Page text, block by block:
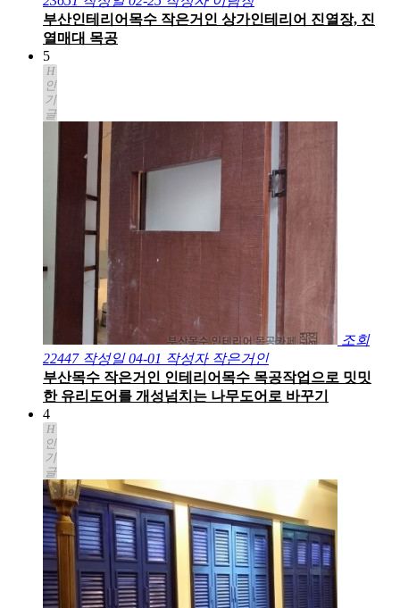
부산인테리어목수 작은거인 상가인테리어 진열장, 진
열매대 목공
5
H
인
기
글
조회
22447 작성일04-01 작성자 작은거인
부산목수 작은거인 인테리어목수 목공작업으로 밋밋
한 유리도어를 개성넘치는 나무도어로 바꾸기
4
H
인
기
글